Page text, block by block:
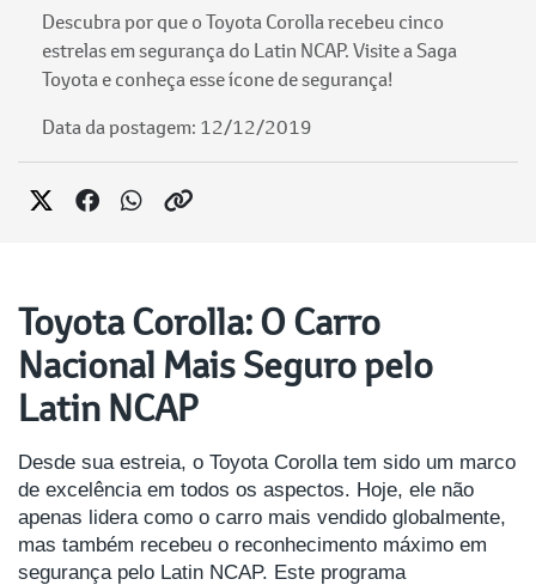
Descubra por que o Toyota Corolla recebeu cinco
estrelas em segurança do Latin NCAP. Visite a Saga
Toyota e conheça esse ícone de segurança!
Data da postagem: 12/12/2019
Toyota Corolla: O Carro
Nacional Mais Seguro pelo
Latin NCAP
Desde sua estreia, o Toyota Corolla tem sido um marco
de excelência em todos os aspectos. Hoje, ele não
apenas lidera como o carro mais vendido globalmente,
mas também recebeu o reconhecimento máximo em
segurança pelo Latin NCAP. Este programa